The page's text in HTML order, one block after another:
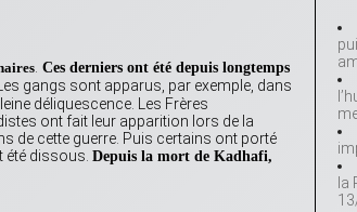
la
. Ces derniers ont été depuis longtemps
gangs sont apparus, par exemple, dans
déliquescence. Les Frères
ont fait leur apparition lors de la
de cette guerre. Puis certains ont porté
été dissous. Depuis la mort de Kadhafi,